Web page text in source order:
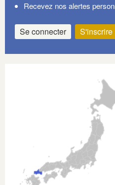
Recevez nos alertes
Se connecter S'inscrire